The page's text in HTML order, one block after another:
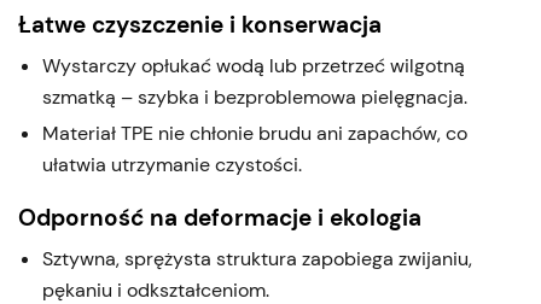
Łatwe czyszczenie i konserwacja
Wystarczy opłukać wodą lub przetrzeć wilgotną
szmatką – szybka i bezproblemowa pielęgnacja.
Materiał TPE nie chłonie brudu ani zapachów, co
ułatwia utrzymanie czystości.
Odporność na deformacje i ekologia
Sztywna, sprężysta struktura zapobiega zwijaniu,
pękaniu i odkształceniom.